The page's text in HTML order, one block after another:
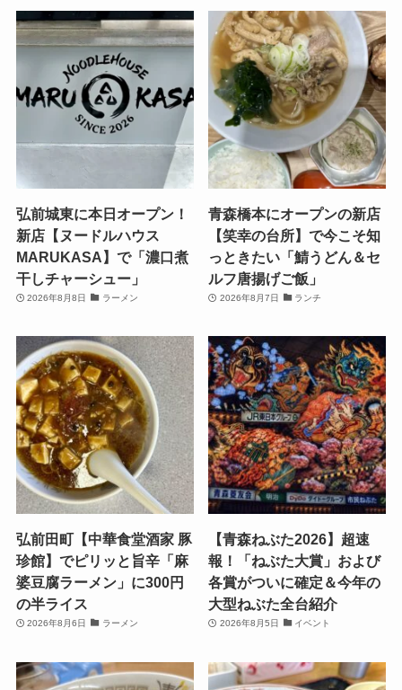
弘前城東に本日オープン！
新店【ヌードルハウス
MARUKASA】で「濃口煮
干しチャーシュー」
2026年8月8日 ラーメン
青森橋本にオープンの新店
【笑幸の台所】で今こそ知
っときたい「鯖うどん＆セ
ルフ唐揚げご飯」
2026年8月7日 ランチ
弘前田町【中華食堂酒家 豚
珍館】でピリッと旨辛「麻
婆豆腐ラーメン」に300円
の半ライス
2026年8月6日 ラーメン
【青森ねぶた2026】超速
報！「ねぶた大賞」および
各賞がついに確定＆今年の
大型ねぶた全台紹介
2026年8月5日 イベント